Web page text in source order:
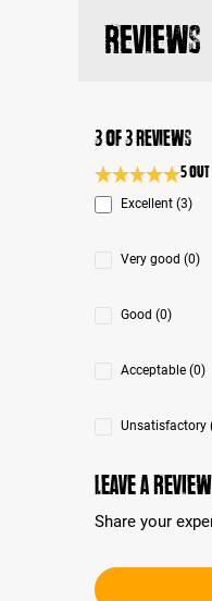
Reviews
3 of 3 reviews
Average rating
5 out
Excellent (3)
Very good (0)
Good (0)
Acceptable (0)
Unsatisfactory
Leave a
Share your